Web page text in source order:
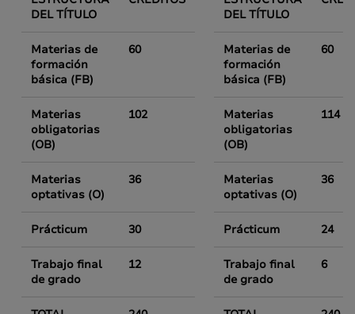
DEL TÍTULO
Materias de
formación
básica (FB)
60
Materias
obligatorias
(OB)
102
Materias
optativas (O)
36
Prácticum 30
Trabajo final
de grado
12
DEL TÍTULO
Materias de
formación
básica (FB)
60
Materias
obligatorias
(OB)
114
Materias
optativas (O)
36
Prácticum 24
Trabajo final
de grado
6